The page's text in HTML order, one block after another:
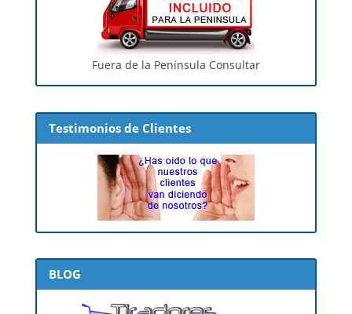
Fuera de la Península Consultar
Testimonios de Clientes
BLOG